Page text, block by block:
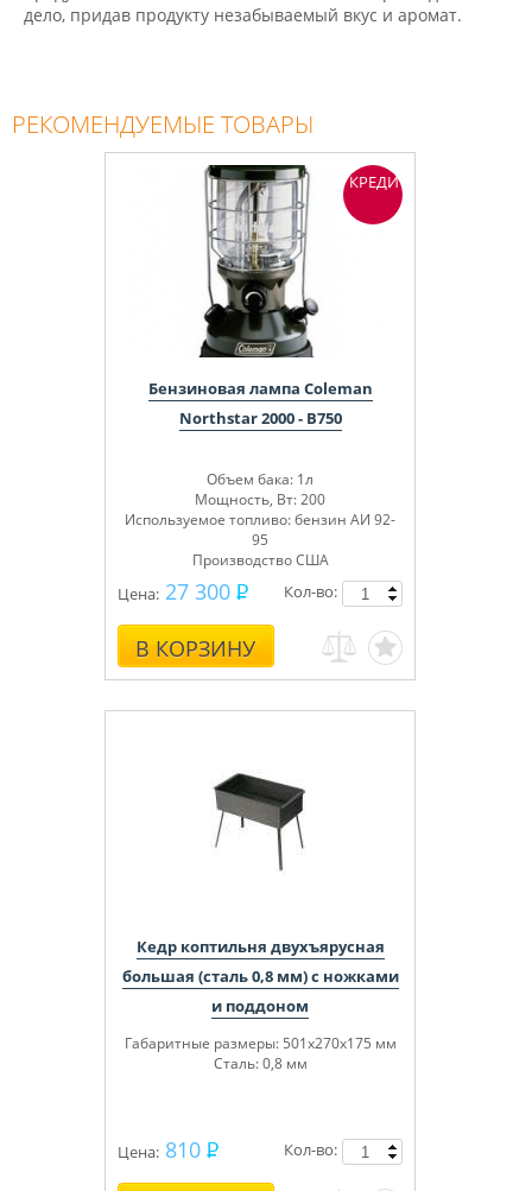
дело, придав продукту незабываемый вкус и аромат.
РЕКОМЕНДУЕМЫЕ ТОВАРЫ
Бензиновая лампа Coleman
Northstar 2000 - B750
Объем бака: 1л
Мощность, Вт: 200
Используемое топливо: бензин АИ 92-
95
Производство США
Цена: 27 300
В КОРЗИНУ
Кол-во:
КРЕДИТ
Кедр коптильня двухъярусная
большая (сталь 0,8 мм) с ножками
и поддоном
Габаритные размеры: 501x270x175 мм
Сталь: 0,8 мм
Цена: 810
Кол-во: